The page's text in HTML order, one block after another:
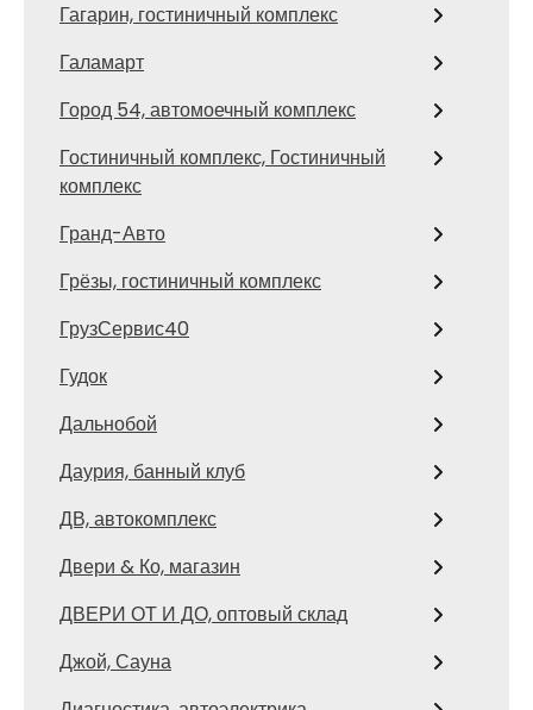
Гагарин, гостиничный комплекс
Галамарт
Город 54, автомоечный комплекс
Гостиничный комплекс, Гостиничный
комплекс
Гранд-Авто
Грёзы, гостиничный комплекс
ГрузСервис40
Гудок
Дальнобой
Даурия, банный клуб
ДВ, автокомплекс
Двери & Ко, магазин
ДВЕРИ ОТ И ДО, оптовый склад
Джой, Сауна